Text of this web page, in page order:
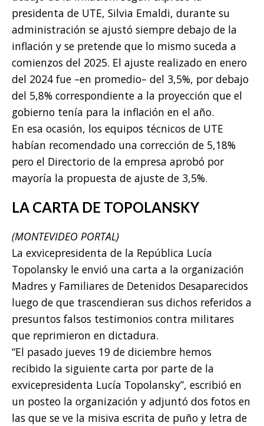
presidenta de UTE, Silvia Emaldi, durante su
administración se ajustó siempre debajo de la
inflación y se pretende que lo mismo suceda a
comienzos del 2025. El ajuste realizado en enero
del 2024 fue –en promedio– del 3,5%, por debajo
del 5,8% correspondiente a la proyección que el
gobierno tenía para la inflación en el año.
En esa ocasión, los equipos técnicos de UTE
habían recomendado una corrección de 5,18%
pero el Directorio de la empresa aprobó por
mayoría la propuesta de ajuste de 3,5%.
LA CARTA DE TOPOLANSKY
(MONTEVIDEO PORTAL)
La exvicepresidenta de la República Lucía
Topolansky le envió una carta a la organización
Madres y Familiares de Detenidos Desaparecidos
luego de que trascendieran sus dichos referidos a
presuntos falsos testimonios contra militares
que reprimieron en dictadura.
“El pasado jueves 19 de diciembre hemos
recibido la siguiente carta por parte de la
exvicepresidenta Lucía Topolansky”, escribió en
un posteo la organización y adjuntó dos fotos en
las que se ve la misiva escrita de puño y letra de